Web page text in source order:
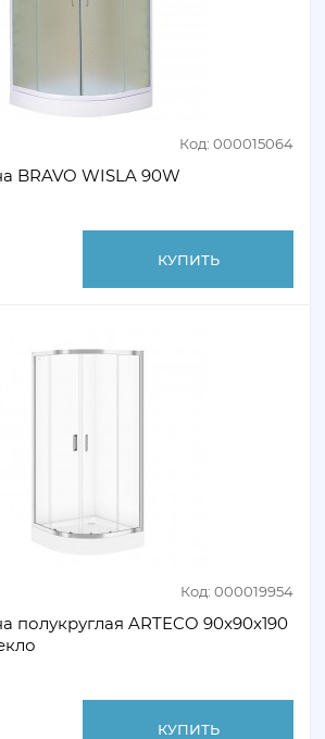
Код: 000015064
BRAVO WISLA 90W
КУПИТЬ
Код: 000019954
полукруглая ARTECO 90x90x190
КУПИТЬ